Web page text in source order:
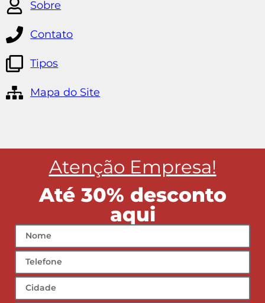
Até 30% desconto
Digite a quantidade de pessoas por faixa etárias de
idade